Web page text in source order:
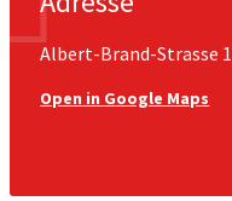
Albert-Brand-Strasse 1
Open in Google Maps